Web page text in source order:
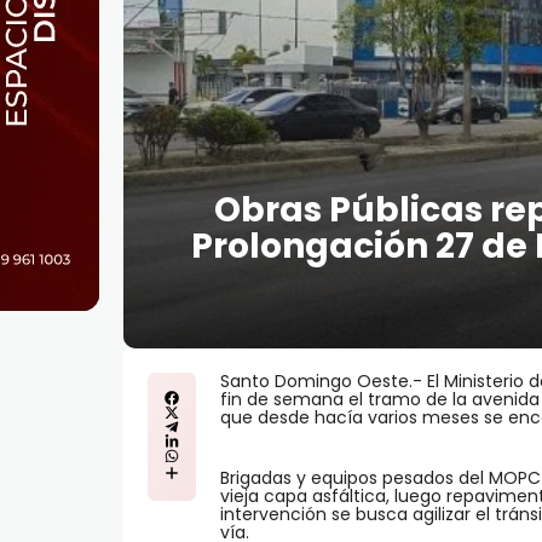
Obras Públicas
Prolongación 27
Santo Domingo Oeste.- El Ministerio
fin de semana el tramo de la
que desde hacía varios meses se
Brigadas y equipos pesados del
vieja capa asfáltica, luego
intervención se busca agilizar el
vía.